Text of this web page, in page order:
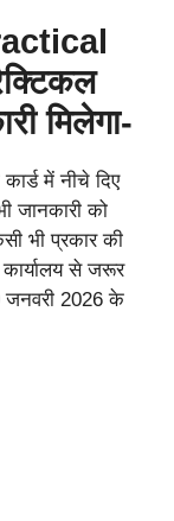
मिलेगा-
कार्ड में नीचे दिए
जानकारी को
भी प्रकार की
कार्यालय से जरूर
जनवरी 2026 के